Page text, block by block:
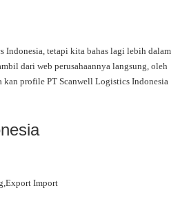
Indonesia, tetapi kita bahas lagi lebih dalam
dari web perusahaannya langsung, oleh
profile PT Scanwell Logistics Indonesia
Import